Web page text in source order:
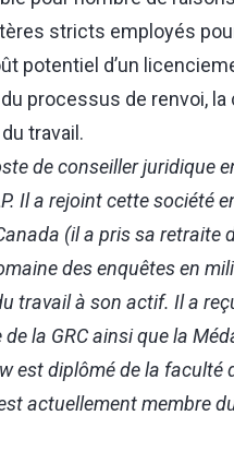
stricts employés
potentiel d’un
processus de renvoi, la
travail.
de conseiller juridique
Il a rejoint cette société
(il a pris sa retraite
des enquêtes en
travail à son actif. Il a
la GRC ainsi que la
est diplômé de la faculté
actuellement membre